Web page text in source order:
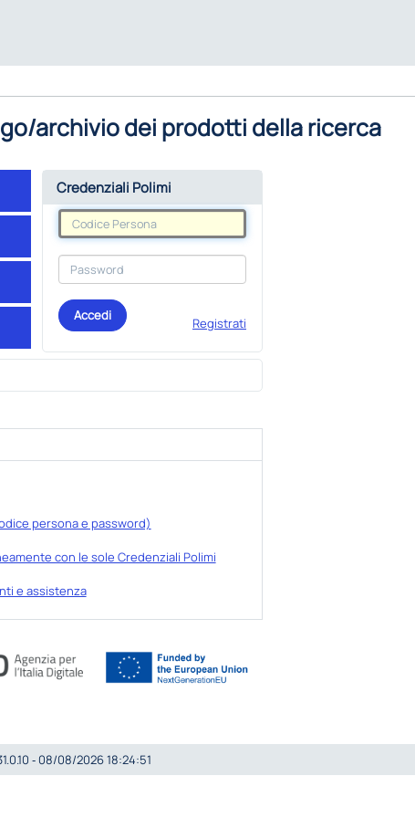
archivio dei prodotti della ricerca
Credenziali Polimi
Accedi
Registrati
persona e password)
con le sole Credenziali Polimi
e assistenza
‐ 08/08/2026 18:24:51